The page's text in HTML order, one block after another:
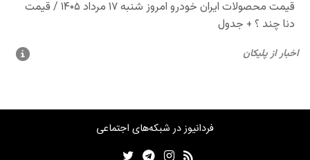
فردانیوز در شبکه‌های اجتماعی